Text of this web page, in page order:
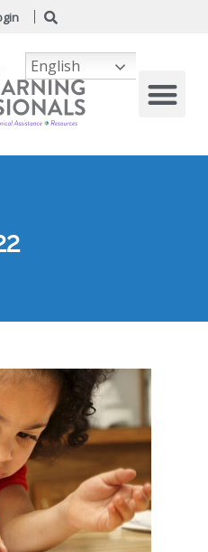
English